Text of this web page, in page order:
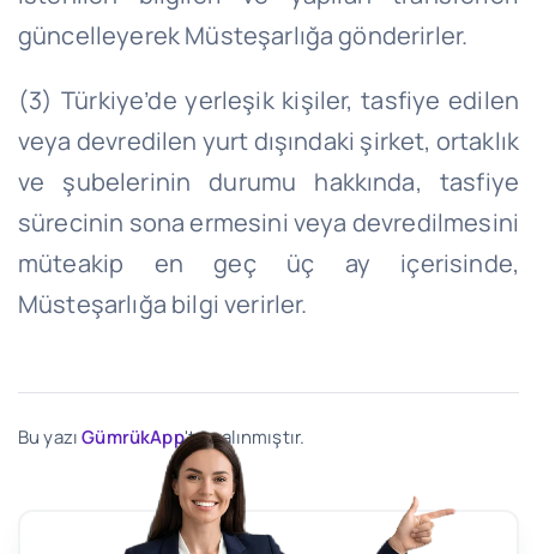
güncelleyerek Müsteşarlığa gönderirler.
(3) Türkiye’de yerleşik kişiler, tasfiye edilen
veya devredilen yurt dışındaki şirket, ortaklık
ve şubelerinin durumu hakkında, tasfiye
sürecinin sona ermesini veya devredilmesini
müteakip en geç üç ay içerisinde,
Müsteşarlığa bilgi verirler.
Bu yazıGümrükApp'ten alınmıştır.